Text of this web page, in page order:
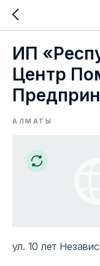
ИП
Центр
АЛМАТЫ
ул. 10 лет